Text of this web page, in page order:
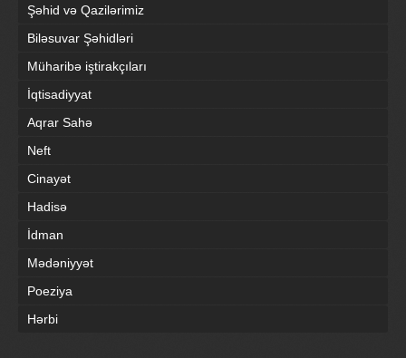
Şəhid və Qazilərimiz
Biləsuvar Şəhidləri
Müharibə iştirakçıları
İqtisadiyyat
Aqrar Sahə
Neft
Cinayət
Hadisə
İdman
Mədəniyyət
Poeziya
Hərbi